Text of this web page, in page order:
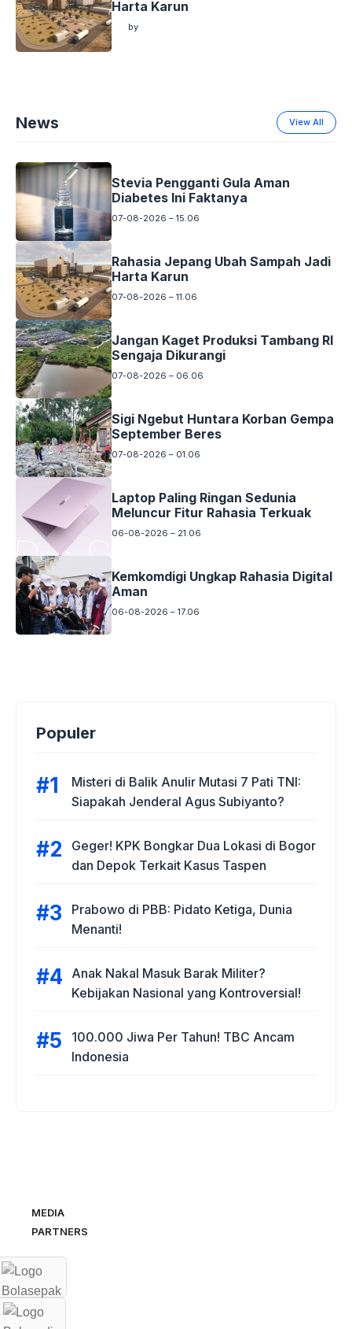
Harta Karun
by
News View All
Stevia Pengganti Gula Aman
Diabetes Ini Faktanya
07-08-2026 – 15.06
Rahasia Jepang Ubah Sampah Jadi
Harta Karun
07-08-2026 – 11.06
Jangan Kaget Produksi Tambang RI
Sengaja Dikurangi
07-08-2026 – 06.06
Sigi Ngebut Huntara Korban Gempa
September Beres
07-08-2026 – 01.06
Laptop Paling Ringan Sedunia
Meluncur Fitur Rahasia Terkuak
06-08-2026 – 21.06
Kemkomdigi Ungkap Rahasia Digital
Aman
06-08-2026 – 17.06
Populer
Misteri di Balik Anulir Mutasi 7 Pati TNI:
Siapakah Jenderal Agus Subiyanto?
Geger! KPK Bongkar Dua Lokasi di Bogor
dan Depok Terkait Kasus Taspen
Prabowo di PBB: Pidato Ketiga, Dunia
Menanti!
Anak Nakal Masuk Barak Militer?
Kebijakan Nasional yang Kontroversial!
100.000 Jiwa Per Tahun! TBC Ancam
Indonesia
MEDIA
PARTNERS